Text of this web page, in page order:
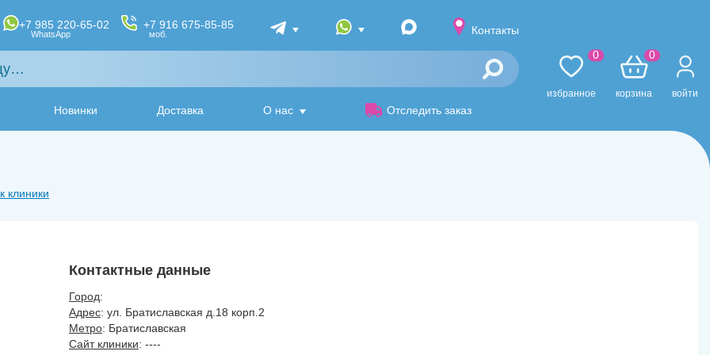
+7 985 220-65-02
WhatsApp
+7 916 675-85-85
моб. Контакты
Новинки Доставка О нас Отследить заказ
избранное
0
корзина
0
войти
клиники
Контактные данные
Город:
Адрес: ул. Братиславская д.18 корп.2
Метро: Братиславская
Сайт клиники: ----